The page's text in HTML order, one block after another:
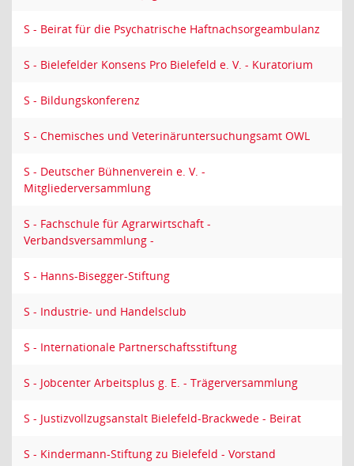
S - Beirat für die Psychatrische Haftnachsorgeambulanz
S - Bielefelder Konsens Pro Bielefeld e. V. - Kuratorium
S - Bildungskonferenz
S - Chemisches und Veterinäruntersuchungsamt OWL
S - Deutscher Bühnenverein e. V. -
Mitgliederversammlung
S - Fachschule für Agrarwirtschaft -
Verbandsversammlung -
S - Hanns-Bisegger-Stiftung
S - Industrie- und Handelsclub
S - Internationale Partnerschaftsstiftung
S - Jobcenter Arbeitsplus g. E. - Trägerversammlung
S - Justizvollzugsanstalt Bielefeld-Brackwede - Beirat
S - Kindermann-Stiftung zu Bielefeld - Vorstand